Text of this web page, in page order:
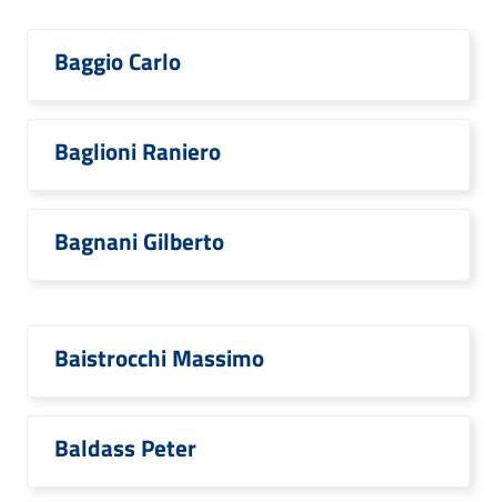
Baggio Carlo
Baglioni Raniero
Bagnani Gilberto
Baistrocchi Massimo
Baldass Peter